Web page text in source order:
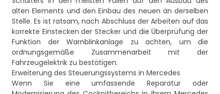
alten Elements und den Einbau des neuen an derselben
Stelle. Es ist ratsam, nach Abschluss der Arbeiten auf das
korrekte Einstecken der Stecker und die Überprüfung der
Funktion der Warnblinkanlage zu achten, um die
ordnungsgemäße Zusammenarbeit mit der
Fahrzeugelektrik zu bestätigen.
Erweiterung des Steuerungssystems in Mercedes
Wenn Sie eine umfassende Reparatur oder